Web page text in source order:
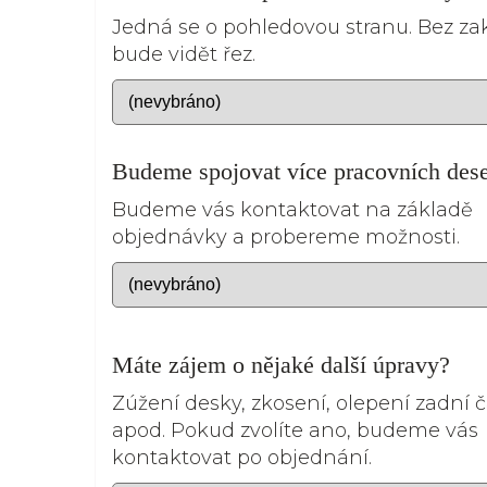
Jedná se o pohledovou stranu. Bez
bude vidět řez.
Budeme spojovat více pracovních
Budeme vás kontaktovat na základě
objednávky a probereme možnosti.
Máte zájem o nějaké další úpravy?
Zúžení desky, zkosení, olepení zadní
apod. Pokud zvolíte ano, budeme vás
kontaktovat po objednání.